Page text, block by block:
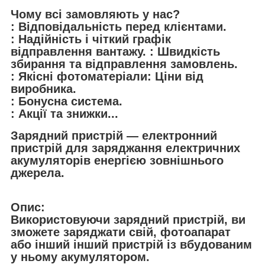
Чому всі замовляють у нас?
: Відповідальність перед клієнтами.
: Надійність і чіткий графік
відправлення вантажу. : Швидкість
збирання та відправлення замовлень.
: Якісні фотоматеріали: Ціни від
виробника.
: Бонусна система.
: Акції та знижки...
Зарядний пристрій — електронний
пристрій для заряджання електричних
акумуляторів енергією зовнішнього
джерела.
Опис:
Використовуючи зарядний пристрій, ви
зможете заряджати свій, фотоапарат
або інший інший пристрій із вбудованим
у ньому акумулятором.